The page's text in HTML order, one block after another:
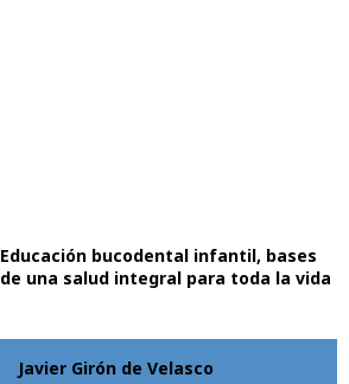
Educación bucodental infantil, bases
de una salud integral para toda la vida
Javier Girón de Velasco